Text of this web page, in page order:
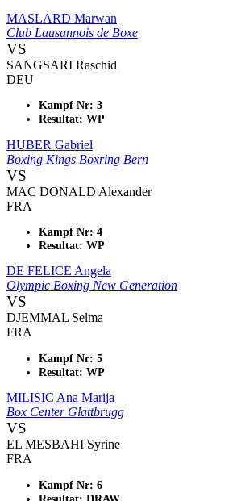
MASLARD Marwan
Club Lausannois de Boxe
VS
SANGSARI Raschid
DEU
Kampf Nr: 3
Resultat: WP
HUBER Gabriel
Boxing Kings Boxring Bern
VS
MAC DONALD Alexander
FRA
Kampf Nr: 4
Resultat: WP
DE FELICE Angela
Olympic Boxing New Generation
VS
DJEMMAL Selma
FRA
Kampf Nr: 5
Resultat: WP
MILISIC Ana Marija
Box Center Glattbrugg
VS
EL MESBAHI Syrine
FRA
Kampf Nr: 6
Resultat: DRAW